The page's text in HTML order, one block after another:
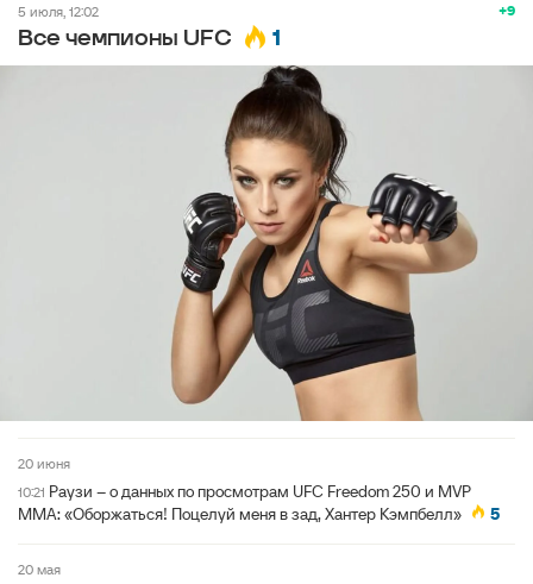
+9
5 июля, 12:02
Все чемпионы UFC 1
20 июня
10:21 Раузи – о данных по просмотрам UFC Freedom 250 и MVP
MMA: «Оборжаться! Поцелуй меня в зад, Хантер Кэмпбелл»
5
20 мая